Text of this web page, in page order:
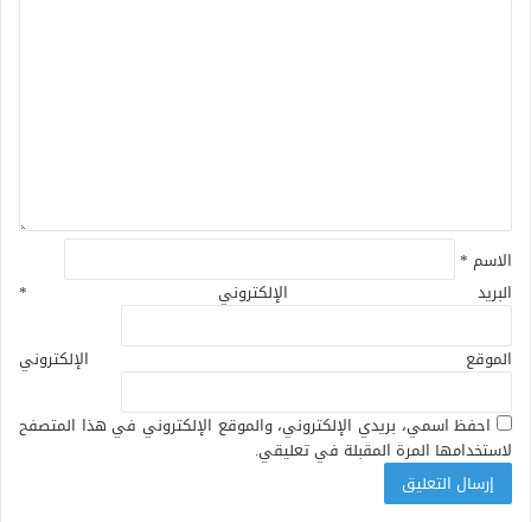
الاسم *
البريد الإلكتروني *
الموقع الإلكتروني
احفظ اسمي، بريدي الإلكتروني، والموقع الإلكتروني في هذا المتصفح
لاستخدامها المرة المقبلة في تعليقي.